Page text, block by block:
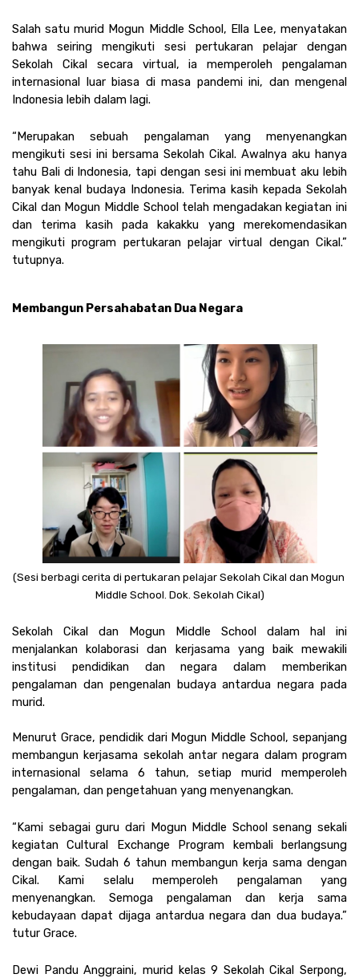
Salah satu murid Mogun Middle School, Ella Lee, menyatakan
bahwa seiring mengikuti sesi pertukaran pelajar dengan
Sekolah Cikal secara virtual, ia memperoleh pengalaman
internasional luar biasa di masa pandemi ini, dan mengenal
Indonesia lebih dalam lagi.
“Merupakan sebuah pengalaman yang menyenangkan
mengikuti sesi ini bersama Sekolah Cikal. Awalnya aku hanya
tahu Bali di Indonesia, tapi dengan sesi ini membuat aku lebih
banyak kenal budaya Indonesia. Terima kasih kepada Sekolah
Cikal dan Mogun Middle School telah mengadakan kegiatan ini
dan terima kasih pada kakakku yang merekomendasikan
mengikuti program pertukaran pelajar virtual dengan Cikal.”
tutupnya.
Membangun Persahabatan Dua Negara
(Sesi berbagi cerita di pertukaran pelajar Sekolah Cikal dan Mogun
Middle School. Dok. Sekolah Cikal)
Sekolah Cikal dan Mogun Middle School dalam hal ini
menjalankan kolaborasi dan kerjasama yang baik mewakili
institusi pendidikan dan negara dalam memberikan
pengalaman dan pengenalan budaya antardua negara pada
murid.
Menurut Grace, pendidik dari Mogun Middle School, sepanjang
membangun kerjasama sekolah antar negara dalam program
internasional selama 6 tahun, setiap murid memperoleh
pengalaman, dan pengetahuan yang menyenangkan.
“Kami sebagai guru dari Mogun Middle School senang sekali
kegiatan Cultural Exchange Program kembali berlangsung
dengan baik. Sudah 6 tahun membangun kerja sama dengan
Cikal. Kami selalu memperoleh pengalaman yang
menyenangkan. Semoga pengalaman dan kerja sama
kebudayaan dapat dijaga antardua negara dan dua budaya.”
tutur Grace.
Dewi Pandu Anggraini, murid kelas 9 Sekolah Cikal Serpong,